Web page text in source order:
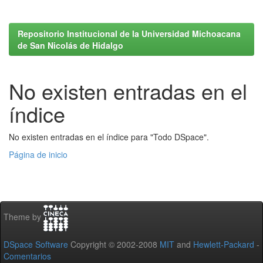
Repositorio Institucional de la Universidad Michoacana
de San Nicolás de Hidalgo
No existen entradas en el
índice
No existen entradas en el índice para "Todo DSpace".
Página de inicio
Theme by
DSpace Software Copyright © 2002-2008 MIT and Hewlett-Packard -
Comentarios